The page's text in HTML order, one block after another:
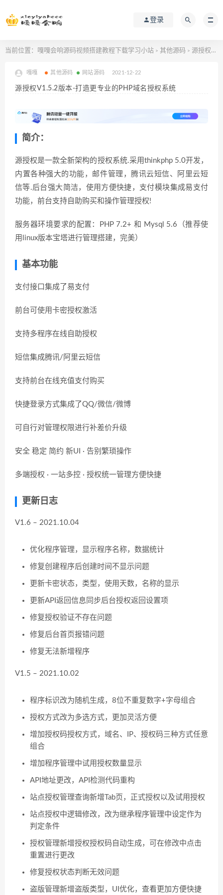
登录
当前位置： 嘎嘎会响源码视频搭建教程下载学习小站 > 其他源码 > 源授权V1.5.2版本-打造更专业的PHP域名授权系统
嘎嘎 其他源码 网站源码 2021-12-22
源授权V1.5.2版本-打造更专业的PHP域名授权系统
简介：
源授权是一款全新架构的授权系统.采用thinkphp 5.0开发，
内置各种强大的功能，邮件管理，腾讯云短信、阿里云短
信等.后台强大简洁，使用方便快捷，支付模块集成易支付
功能，前台支持自助购买和操作管理授权!
服务器环境要求的配置：PHP 7.2+ 和 Mysql 5.6（推荐使
用linux版本宝塔进行管理搭建，完美）
基本功能
支付接口集成了易支付
前台可使用卡密授权激活
支持多程序在线自助授权
短信集成腾讯/阿里云短信
支持前台在线充值支付购买
快捷登录方式集成了QQ/微信/微博
可自行对管理权限进行补差价升级
安全 稳定 简约 新UI · 告别繁琐操作
多端授权 · 一站多控 · 授权统一管理方便快捷
更新日志
V1.6 – 2021.10.04
优化程序管理，显示程序名称，数据统计
修复创建程序后创建时间不显示问题
更新卡密状态，类型，使用天数，名称的显示
更新API返回信息同步后台授权返回设置项
修复授权验证不存在问题
修复后台首页报错问题
修复无法新增程序
V1.5 – 2021.10.02
程序标识改为随机生成，8位不重复数字+字母组合
授权方式改为多选方式，更加灵活方便
增加授权码授权方式，域名、IP、授权码三种方式任意
组合
增加程序管理中试用授权数量显示
API地址更改，API检测代码重构
站点授权管理查询新增Tab页，正式授权以及试用授权
站点授权中逻辑修改，改为继承程序管理中设定作为
判定条件
授权管理新增授权授权码自动生成，可在修改中点击
重置进行更改
修复授权状态判断无效问题
盗版管理新增盗版类型，UI优化，查看更加方便快捷